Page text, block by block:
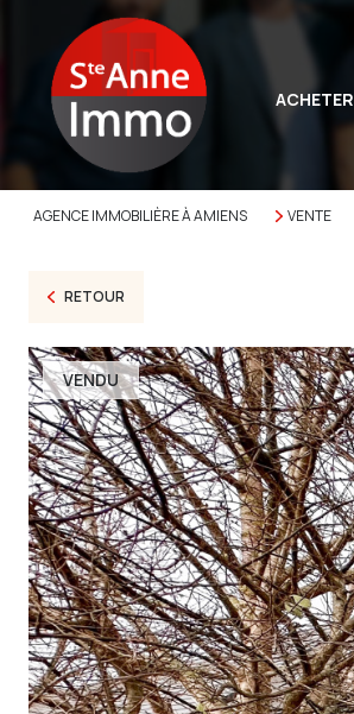
ACHETER
AGENCE IMMOBILIÈRE À AMIENS VENTE
RETOUR
VENDU